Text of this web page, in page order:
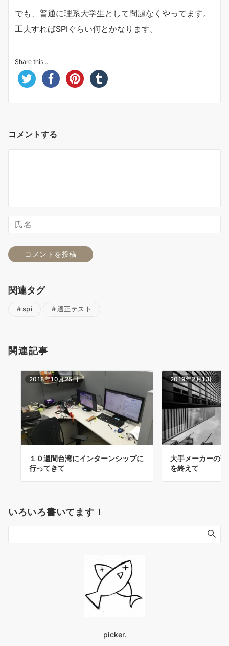
でも、普通に理系大学生として問題なくやってます。
工夫すればSPIぐらい何とかなります。
Share this...
コメントする
関連タグ
spi 適正テスト
関連記事
2018年10月25日
１０週間台湾にインターンシップに
行ってきて
2019年2月13日
大手メーカーの
を終えて
いろいろ書いてます！
picker.